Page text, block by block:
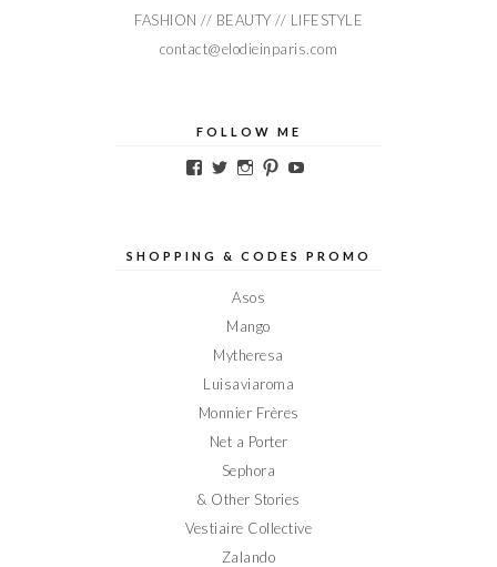
FASHION // BEAUTY // LIFESTYLE
contact@elodieinparis.com
FOLLOW ME
Voir
sur
Voir
sur
Voir
sur
Voir
sur sur
SHOPPING & CODES PROMO
Asos
Mango
Mytheresa
Luisaviaroma
Monnier Frères
Net a Porter
Sephora
& Other Stories
Vestiaire Collective
Zalando